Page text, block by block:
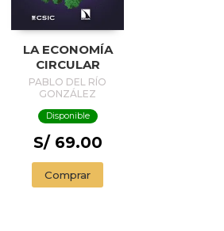
LA ECONOMÍA
CIRCULAR
PABLO DEL RÍO
GONZÁLEZ
Disponible
S/ 69.00
Comprar